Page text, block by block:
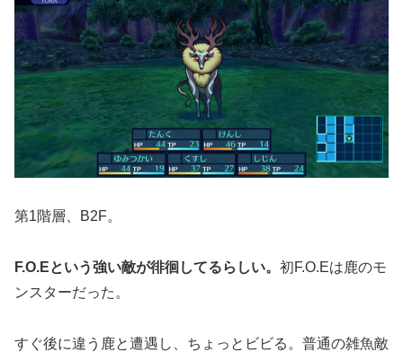
第1階層、B2F。
F.O.Eという強い敵が徘徊してるらしい。 初F.O.Eは鹿のモ
ンスターだった。
すぐ後に違う鹿と遭遇し、ちょっとビビる。普通の雑魚敵